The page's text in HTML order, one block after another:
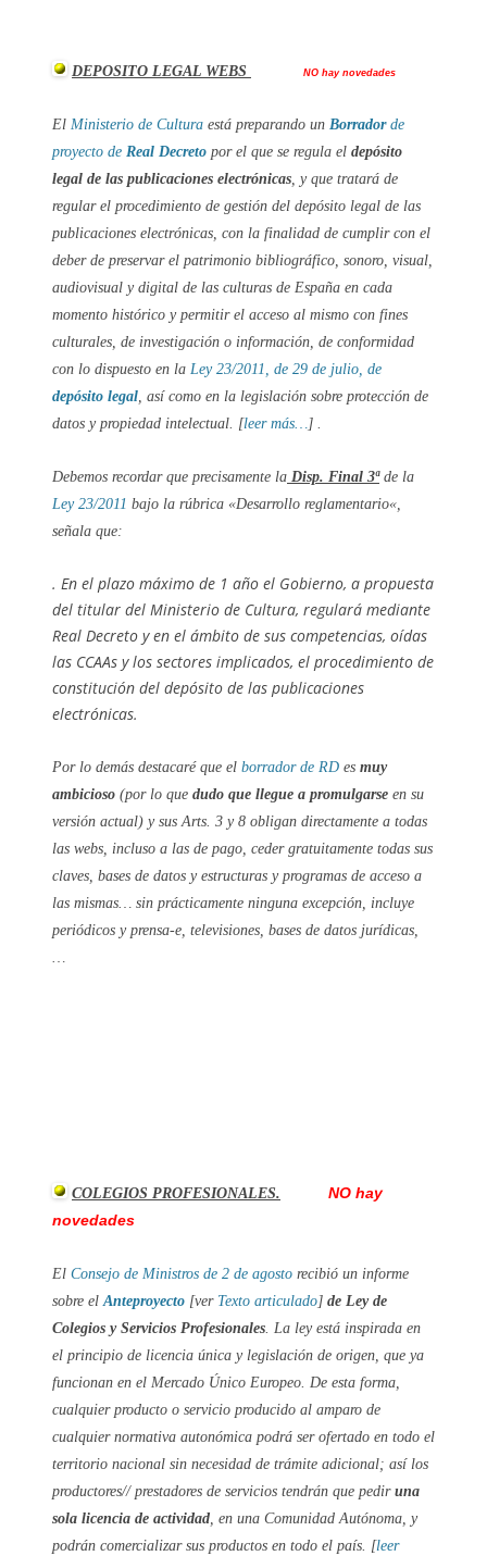
DEPOSITO LEGAL WEBS NO hay novedades
El Ministerio de Cultura está preparando un Borrador de
proyecto de Real Decreto por el que se regula el depósito
legal de las publicaciones electrónicas, y que tratará de
regular el procedimiento de gestión del depósito legal de las
publicaciones electrónicas, con la finalidad de cumplir con el
deber de preservar el patrimonio bibliográfico, sonoro, visual,
audiovisual y digital de las culturas de España en cada
momento histórico y permitir el acceso al mismo con fines
culturales, de investigación o información, de conformidad
con lo dispuesto en la Ley 23/2011, de 29 de julio, de
depósito legal, así como en la legislación sobre protección de
datos y propiedad intelectual. [leer más…] .
Debemos recordar que precisamente la Disp. Final 3ªde la
Ley 23/2011 bajo la rúbrica «Desarrollo reglamentario«,
señala que:
. En el plazo máximo de 1 año el Gobierno, a propuesta
del titular del Ministerio de Cultura, regulará mediante
Real Decreto y en el ámbito de sus competencias, oídas
las CCAAs y los sectores implicados, el procedimiento de
constitución del depósito de las publicaciones
electrónicas.
Por lo demás destacaré que el borrador de RD es muy
ambicioso (por lo que dudo que llegue a promulgarse en su
versión actual) y sus Arts. 3 y 8 obligan directamente a todas
las webs, incluso a las de pago, ceder gratuitamente todas sus
claves, bases de datos y estructuras y programas de acceso a
las mismas… sin prácticamente ninguna excepción, incluye
periódicos y prensa-e, televisiones, bases de datos jurídicas,
…
COLEGIOS PROFESIONALES.
NO hay
novedades
El Consejo de Ministros de 2 de agosto recibió un informe
sobre elAnteproyecto [ver Texto articulado] de Ley de
Colegios y Servicios Profesionales. La ley está inspirada en
el principio de licencia única y legislación de origen, que ya
funcionan en el Mercado Único Europeo. De esta forma,
cualquier producto o servicio producido al amparo de
cualquier normativa autonómica podrá ser ofertado en todo el
territorio nacional sin necesidad de trámite adicional; así los
productores// prestadores de servicios tendrán que pedir una
sola licencia de actividad, en una Comunidad Autónoma, y
podrán comercializar sus productos en todo el país. [leer